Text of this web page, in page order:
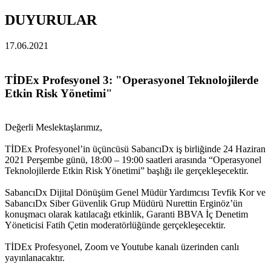
DUYURULAR
17.06.2021
TİDEx Profesyonel 3: "Operasyonel Teknolojilerde
Etkin Risk Yönetimi"
Değerli Meslektaşlarımız,
TİDEx Profesyonel’in üçüncüsü SabancıDx iş birliğinde 24 Haziran
2021 Perşembe günü, 18:00 – 19:00 saatleri arasında “Operasyonel
Teknolojilerde Etkin Risk Yönetimi” başlığı ile gerçekleşecektir.
SabancıDx Dijital Dönüşüm Genel Müdür Yardımcısı Tevfik Kor ve
SabancıDx Siber Güvenlik Grup Müdürü Nurettin Erginöz’ün
konuşmacı olarak katılacağı etkinlik, Garanti BBVA İç Denetim
Yöneticisi Fatih Çetin moderatörlüğünde gerçekleşecektir.
TİDEx Profesyonel, Zoom ve Youtube kanalı üzerinden canlı
yayınlanacaktır.